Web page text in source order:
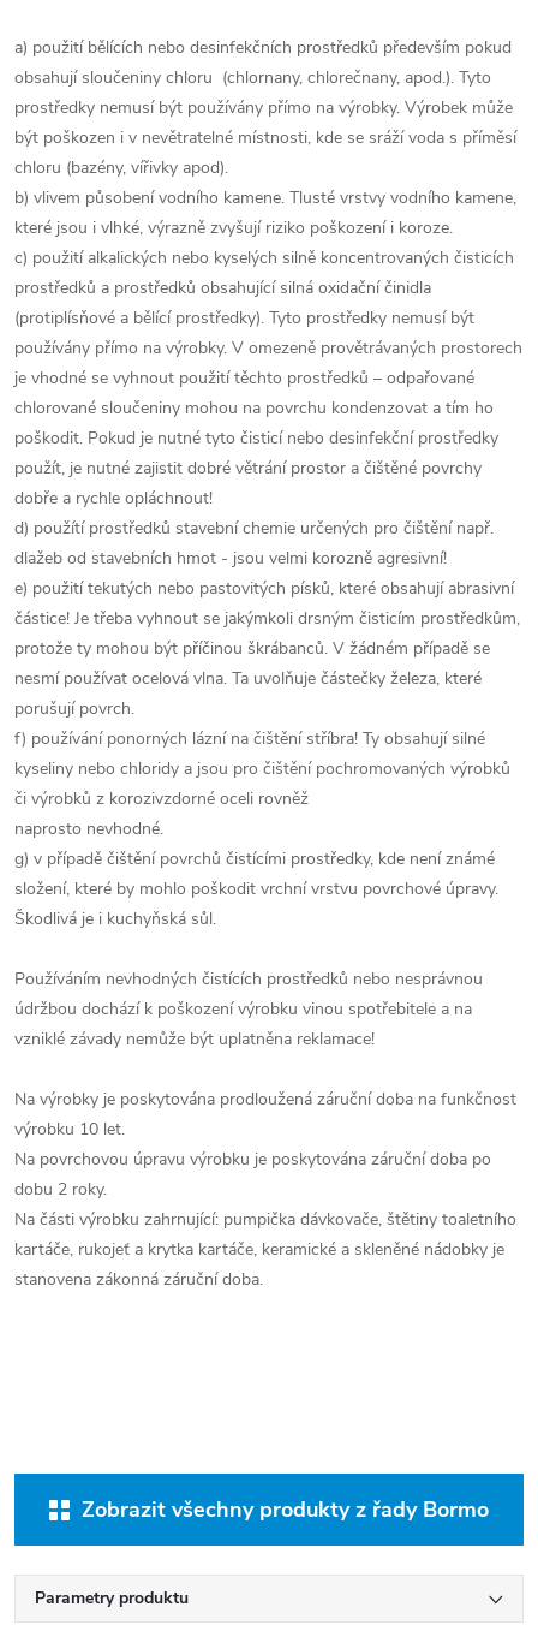
a) použití bělících nebo desinfekčních prostředků především pokud
obsahují sloučeniny chloru (chlornany, chlorečnany, apod.). Tyto
prostředky nemusí být používány přímo na výrobky. Výrobek může
být poškozen i v nevětratelné místnosti, kde se sráží voda s příměsí
chloru (bazény, vířivky apod).
b) vlivem působení vodního kamene. Tlusté vrstvy vodního kamene,
které jsou i vlhké, výrazně zvyšují riziko poškození i koroze.
c) použití alkalických nebo kyselých silně koncentrovaných čisticích
prostředků a prostředků obsahující silná oxidační činidla
(protiplísňové a bělící prostředky). Tyto prostředky nemusí být
používány přímo na výrobky. V omezeně provětrávaných prostorech
je vhodné se vyhnout použití těchto prostředků – odpařované
chlorované sloučeniny mohou na povrchu kondenzovat a tím ho
poškodit. Pokud je nutné tyto čisticí nebo desinfekční prostředky
použít, je nutné zajistit dobré větrání prostor a čištěné povrchy
dobře a rychle opláchnout!
d) použítí prostředků stavební chemie určených pro čištění např.
dlažeb od stavebních hmot - jsou velmi korozně agresivní!
e) použití tekutých nebo pastovitých písků, které obsahují abrasivní
částice! Je třeba vyhnout se jakýmkoli drsným čisticím prostředkům,
protože ty mohou být příčinou škrábanců. V žádném případě se
nesmí používat ocelová vlna. Ta uvolňuje částečky železa, které
porušují povrch.
f) používání ponorných lázní na čištění stříbra! Ty obsahují silné
kyseliny nebo chloridy a jsou pro čištění pochromovaných výrobků
či výrobků z korozivzdorné oceli rovněž
naprosto nevhodné.
g) v případě čištění povrchů čistícími prostředky, kde není známé
složení, které by mohlo poškodit vrchní vrstvu povrchové úpravy.
Škodlivá je i kuchyňská sůl.
Používáním nevhodných čistících prostředků nebo nesprávnou
údržbou dochází k poškození výrobku vinou spotřebitele a na
vzniklé závady nemůže být uplatněna reklamace!
Na výrobky je poskytována prodloužená záruční doba na funkčnost
výrobku 10 let.
Na povrchovou úpravu výrobku je poskytována záruční doba po
dobu 2 roky.
Na části výrobku zahrnující: pumpička dávkovače, štětiny toaletního
kartáče, rukojeť a krytka kartáče, keramické a skleněné nádobky je
stanovena zákonná záruční doba.
Zobrazit všechny produkty z řady Bormo
Parametry produktu